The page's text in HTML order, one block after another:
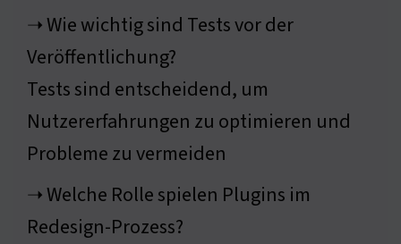
➝ Wie wichtig sind Tests vor der
Veröffentlichung?
Tests sind entscheidend, um
Nutzererfahrungen zu optimieren und
Probleme zu vermeiden
➝ Welche Rolle spielen Plugins im
Redesign-Prozess?